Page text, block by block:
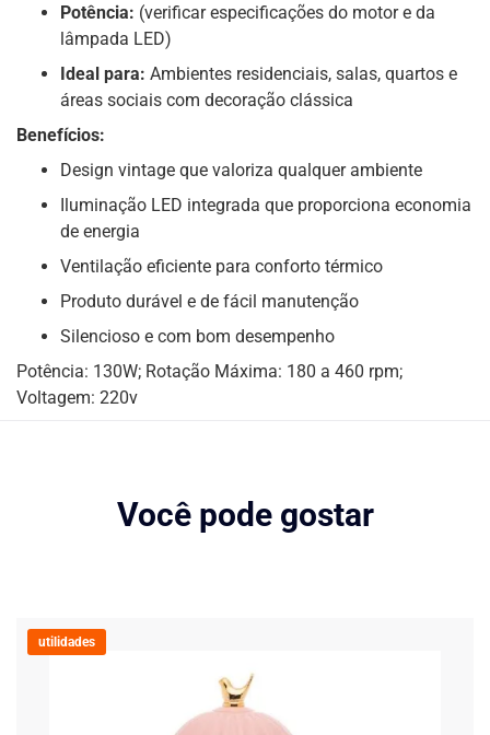
Potência: (verificar especificações do motor e da
lâmpada LED)
Ideal para: Ambientes residenciais, salas, quartos e
áreas sociais com decoração clássica
Benefícios:
Design vintage que valoriza qualquer ambiente
Iluminação LED integrada que proporciona economia
de energia
Ventilação eficiente para conforto térmico
Produto durável e de fácil manutenção
Silencioso e com bom desempenho
Potência: 130W; Rotação Máxima: 180 a 460 rpm;
Voltagem: 220v
Você pode gostar
utilidades